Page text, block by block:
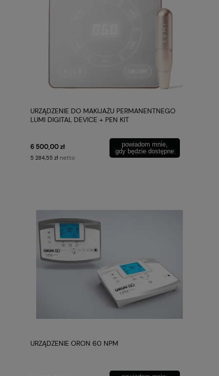
URZĄDZENIE DO MAKIJAŻU PERMANENTNEGO
LUMI DIGITAL DEVICE + PEN KIT
6 500,00 zł
5 284,55 zł netto
powiadom mnie,
gdy będzie dostępne
URZĄDZENIE ORON 60 NPM